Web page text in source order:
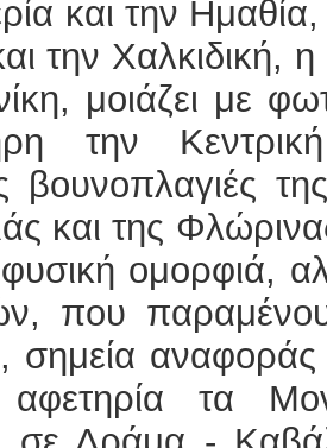
και την
την Χαλκιδική,
μοιάζει με
την
βουνοπλαγιές
και της
φυσική ομορφιά,
που
σημεία αναφοράς
τα